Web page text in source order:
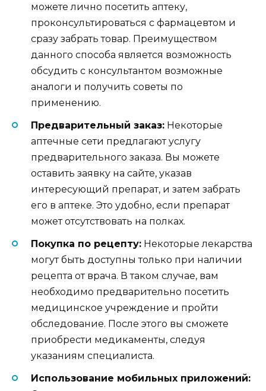
можете лично посетить аптеку,
проконсультироваться с фармацевтом и
сразу забрать товар. Преимуществом
данного способа является возможность
обсудить с консультантом возможные
аналоги и получить советы по
применению.
Предварительный заказ: Некоторые
аптечные сети предлагают услугу
предварительного заказа. Вы можете
оставить заявку на сайте, указав
интересующий препарат, и затем забрать
его в аптеке. Это удобно, если препарат
может отсутствовать на полках.
Покупка по рецепту: Некоторые лекарства
могут быть доступны только при наличии
рецепта от врача. В таком случае, вам
необходимо предварительно посетить
медицинское учреждение и пройти
обследование. После этого вы сможете
приобрести медикаменты, следуя
указаниям специалиста.
Использование мобильных приложений: